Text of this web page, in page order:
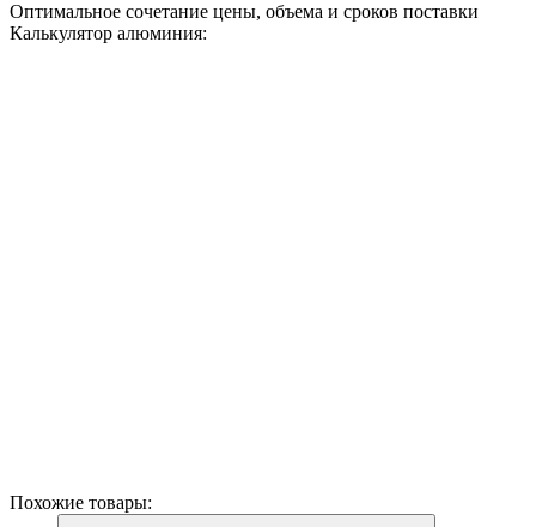
Оптимальное сочетание цены, объема и сроков поставки
Калькулятор алюминия:
Похожие товары: